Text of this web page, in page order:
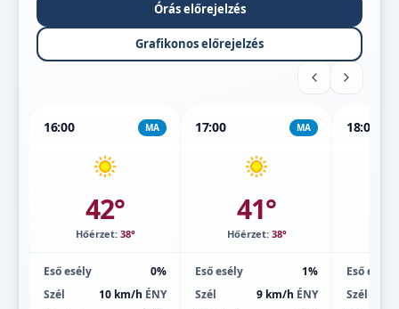
Órás előrejelzés
Grafikonos előrejelzés
16:00 MA
42°
Hőérzet: 38°
Eső esély
0%
Szél
10 km/h ÉNY
17:00 MA
41°
Hőérzet: 38°
Eső esély
1%
Szél
9 km/h ÉNY
18:00
Eső esély
Szél